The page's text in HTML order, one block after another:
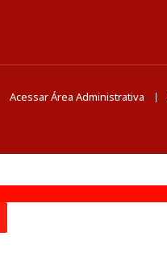
Acessar Área Administrativa